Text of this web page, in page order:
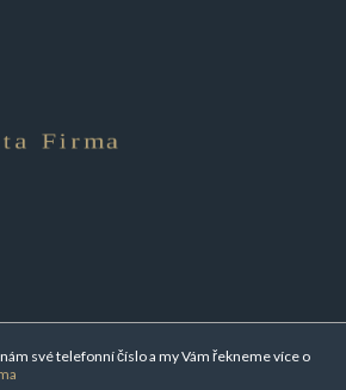
své telefonní číslo a my Vám řekneme více o